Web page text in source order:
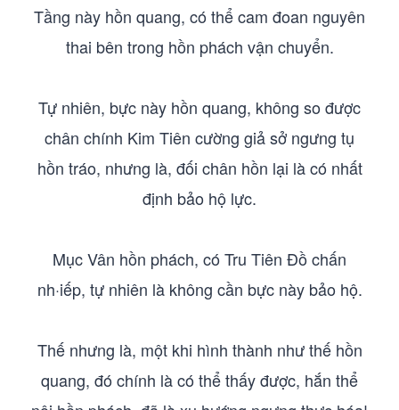
Tầng này hồn quang, có thể cam đoan nguyên
thai bên trong hồn phách vận chuyển.
Tự nhiên, bực này hồn quang, không so được
chân chính Kim Tiên cường giả sở ngưng tụ
hồn tráo, nhưng là, đối chân hồn lại là có nhất
định bảo hộ lực.
Mục Vân hồn phách, có Tru Tiên Đồ chấn
nh·iếp, tự nhiên là không cần bực này bảo hộ.
Thế nhưng là, một khi hình thành như thế hồn
quang, đó chính là có thể thấy được, hắn thể